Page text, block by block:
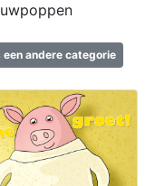
een andere categorie